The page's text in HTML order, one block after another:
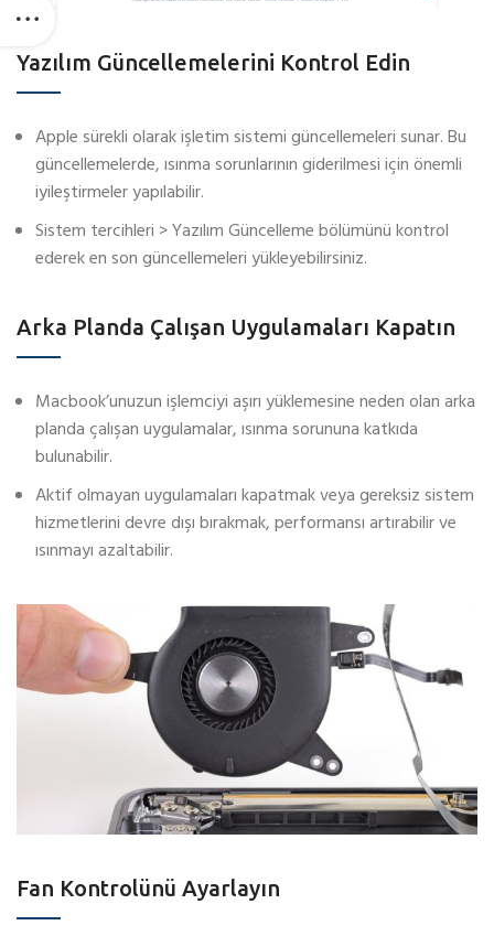
Yazılım Güncellemelerini Kontrol Edin
Apple sürekli olarak işletim sistemi güncellemeleri sunar. Bu
güncellemelerde, ısınma sorunlarının giderilmesi için önemli
iyileştirmeler yapılabilir.
Sistem tercihleri > Yazılım Güncelleme bölümünü kontrol
ederek en son güncellemeleri yükleyebilirsiniz.
Arka Planda Çalışan Uygulamaları Kapatın
Macbook’unuzun işlemciyi aşırı yüklemesine neden olan arka
planda çalışan uygulamalar, ısınma sorununa katkıda
bulunabilir.
Aktif olmayan uygulamaları kapatmak veya gereksiz sistem
hizmetlerini devre dışı bırakmak, performansı artırabilir ve
ısınmayı azaltabilir.
Fan Kontrolünü Ayarlayın